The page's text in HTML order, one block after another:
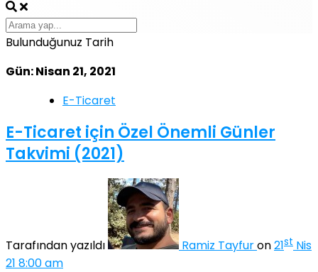
Bulunduğunuz Tarih
Gün: Nisan 21, 2021
E-Ticaret
E-Ticaret için Özel Önemli Günler
Takvimi (2021)
Tarafından yazıldı Ramiz Tayfuron21st Nis
21 8:00 am